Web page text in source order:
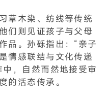
草木染、纺线等传统
们则见证孩子与父母
品。孙砾指出：“亲子
情感联结与文化传递
，自然而然地接受审
的活态传承。